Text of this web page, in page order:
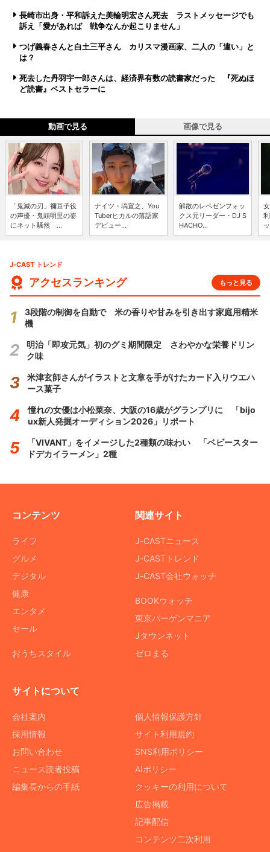
長崎市出身・平和訴えた美輪明宏さん死去 ラストメッセージでも
訴え「愛があれば 戦争なんか起こりません」
つげ義春さんと白土三平さん カリスマ漫画家、二人の「違い」と
は？
死去した丹羽宇一郎さんは、経済界有数の読書家だった 『死ぬほ
ど読書』ベストセラーに
動画で見る 画像で見る
「鬼滅の刃」禰豆子役
の声優・鬼頭明里の姿
にネット騒然 ...
ナイツ・塙宣之、You
Tuberヒカルの落語家
デビュー...
解散のレペゼンフォッ
クス元リーダー・DJ S
HACHO...
J-CAST トレンド
アクセスランキング もっと見る
3段階の制御を自動で 米の香りや甘みを引き出す家庭用精米
機
明治「即攻元気」初のグミ期間限定 さわやかな栄養ドリン
ク味
米津玄師さんがイラストと文章を手がけたカード入りウエハ
ース菓子
憧れの女優は小松菜奈、大阪の16歳がグランプリに 「bijo
ux新人発掘オーディション2026」リポート
「VIVANT」をイメージした2種類の味わい 「ベビースター
ドデカイラーメン」2種
コンテンツ
ライフ
グルメ
デジタル
健康
エンタメ
セール
おうちスタイル
関連サイト
J-CASTニュース
J-CASTトレンド
J-CAST会社ウォッチ
BOOKウォッチ
東京バーゲンマニア
Jタウンネット
ゼロまる
サイトについて
会社案内
採用情報
お問い合わせ
ニュース読者投稿
編集長からの手紙
個人情報保護方針
サイト利用規約
SNS利用ポリシー
AIポリシー
クッキーの利用について
広告掲載
記事配信
コンテンツ二次利用